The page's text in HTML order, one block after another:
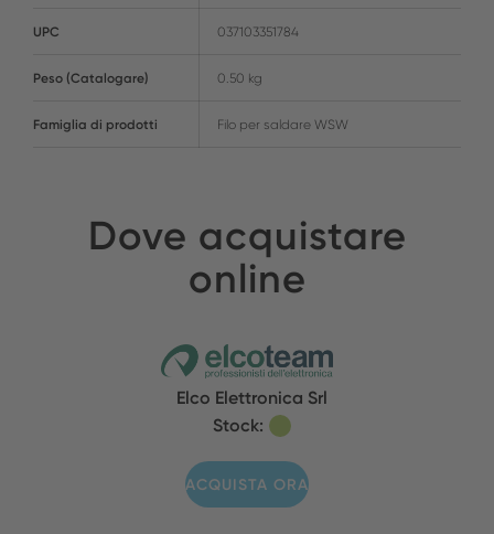
UPC 037103351784
Peso (Catalogare) 0.50 kg
Famiglia di prodotti Filo per saldare WSW
Dove acquistare
online
Elco Elettronica Srl
Stock:
ACQUISTA ORA